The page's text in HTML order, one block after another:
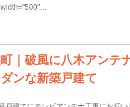
｜破風に八木アンテ
ンな新築戸建て